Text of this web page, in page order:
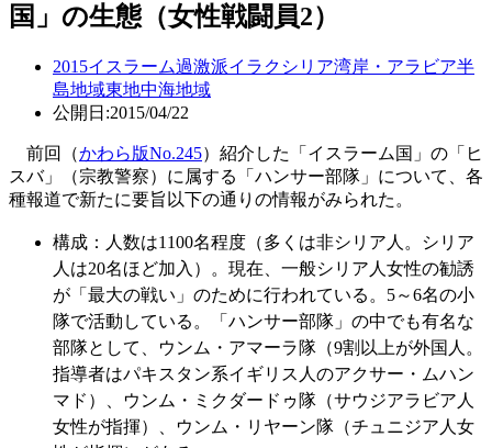
国」の生態（女性戦闘員2）
2015イスラーム過激派イラク シリア湾岸・アラビア半
島地域東地中海地域
公開日:2015/04/22
前回（かわら版No.245）紹介した「イスラーム国」の「ヒ
スバ」（宗教警察）に属する「ハンサー部隊」について、各
種報道で新たに要旨以下の通りの情報がみられた。
構成：人数は1100名程度（多くは非シリア人。シリア
人は20名ほど加入）。現在、一般シリア人女性の勧誘
が「最大の戦い」のために行われている。5～6名の小
隊で活動している。「ハンサー部隊」の中でも有名な
部隊として、ウンム・アマーラ隊（9割以上が外国人。
指導者はパキスタン系イギリス人のアクサー・ムハン
マド）、ウンム・ミクダードゥ隊（サウジアラビア人
女性が指揮）、ウンム・リヤーン隊（チュニジア人女